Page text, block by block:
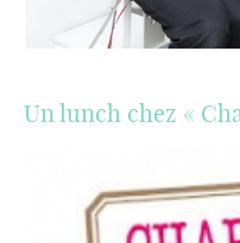
Un lunch chez «